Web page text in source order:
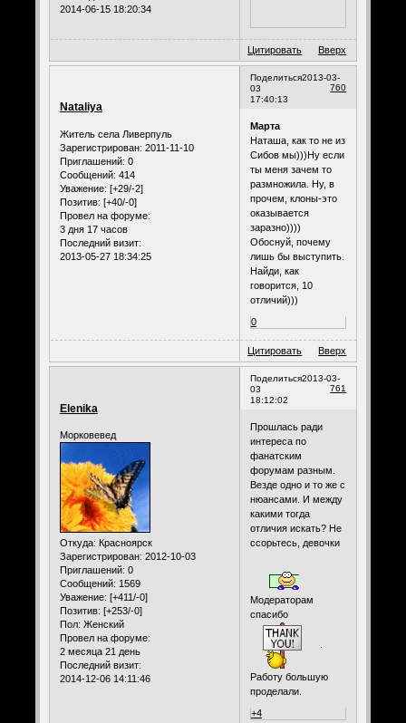
2014-06-15 18:20:34
Цитировать Вверх
Поделиться
760
2013-03-
03
17:40:13
Nataliya
Житель села Ливерпуль
Зарегистрирован: 2011-11-10
Приглашений: 0
Сообщений: 414
Уважение: [+29/-2]
Позитив: [+40/-0]
Провел на форуме:
3 дня 17 часов
Последний визит:
2013-05-27 18:34:25
Марта
Наташа, как то не из
Сибов мы)))Ну если
ты меня зачем то
размножила. Ну, в
прочем, клоны-это
оказывается
заразно))))
Обоснуй, почему
лишь бы выступить.
Найди, как
говорится, 10
отличий)))
0
Цитировать Вверх
Поделиться
761
2013-03-
03
18:12:02
Elenika
Морковевед
Откуда: Красноярск
Зарегистрирован: 2012-10-03
Приглашений: 0
Сообщений: 1569
Уважение: [+411/-0]
Позитив: [+253/-0]
Пол: Женский
Провел на форуме:
2 месяца 21 день
Последний визит:
2014-12-06 14:11:46
Прошлась ради
интереса по
фанатским
форумам разным.
Везде одно и то же с
нюансами. И между
какими тогда
отличия искать? Не
ссорьтесь, девочки
Модераторам
спасибо
.
Работу большую
проделали.
+4